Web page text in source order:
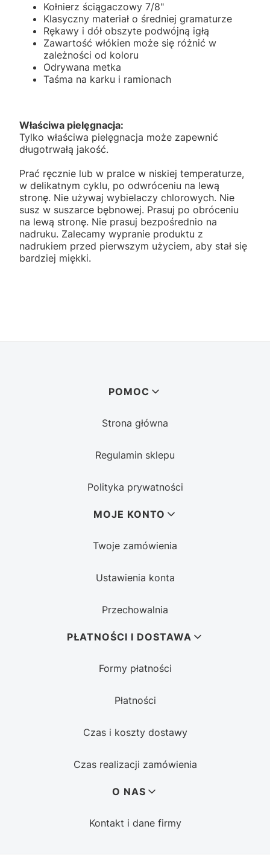
Kołnierz ściągaczowy 7/8"
Klasyczny materiał o średniej gramaturze
Rękawy i dół obszyte podwójną igłą
Zawartość włókien może się różnić w
zależności od koloru
Odrywana metka
Taśma na karku i ramionach
Właściwa pielęgnacja:
Tylko właściwa pielęgnacja może zapewnić
długotrwałą jakość.
Prać ręcznie lub w pralce w niskiej temperaturze,
w delikatnym cyklu, po odwróceniu na lewą
stronę. Nie używaj wybielaczy chlorowych. Nie
susz w suszarce bębnowej. Prasuj po obróceniu
na lewą stronę. Nie prasuj bezpośrednio na
nadruku. Zalecamy wypranie produktu z
nadrukiem przed pierwszym użyciem, aby stał się
bardziej miękki.
POMOC
Strona główna
Regulamin sklepu
Polityka prywatności
MOJE KONTO
Twoje zamówienia
Ustawienia konta
Przechowalnia
PŁATNOŚCI I DOSTAWA
Formy płatności
Płatności
Czas i koszty dostawy
Czas realizacji zamówienia
O NAS
Kontakt i dane firmy